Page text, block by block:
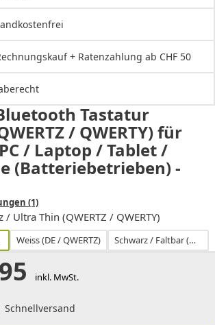
+ Ratenzahlung ab CHF 50
Tastatur
/ QWERTY) für
/ Laptop / Tablet /
(Batteriebetrieben) -
(1)
/ Ultra Thin (QWERTZ / QWERTY)
Weiss (DE / QWERTZ) Schwarz / Faltbar (QWERTY)
inkl. MwSt.
Schnellversand